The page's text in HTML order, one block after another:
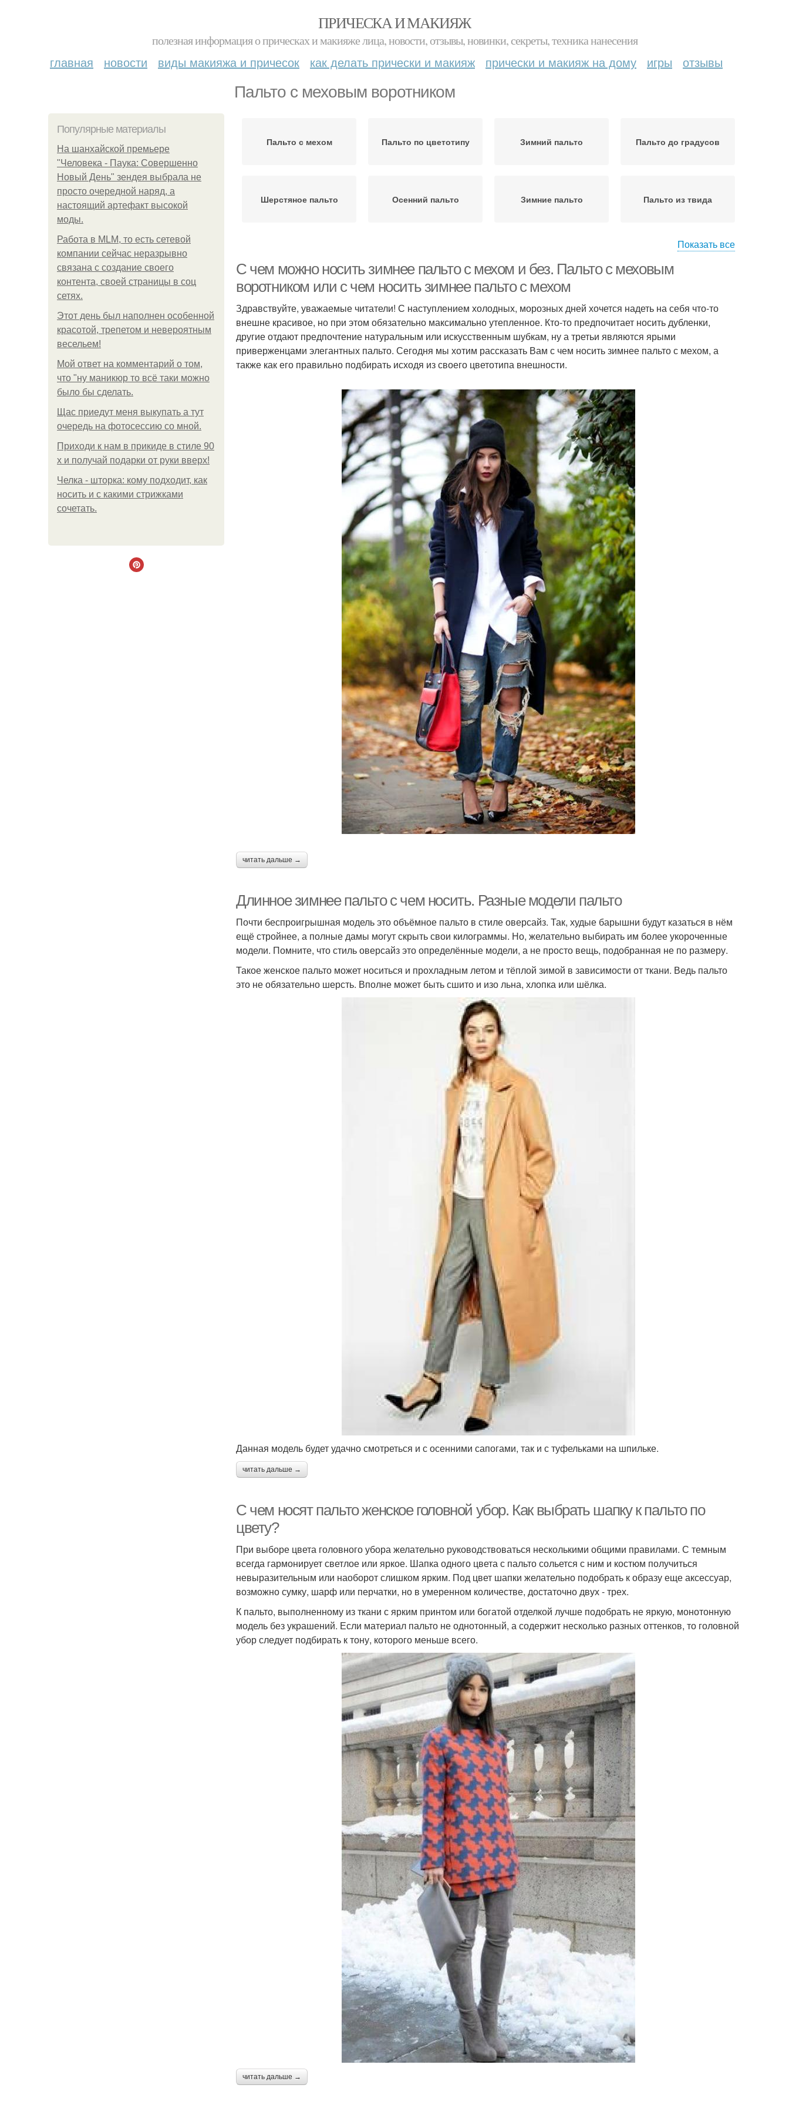
ПРИЧЕСКА И МАКИЯЖ
полезная информация о прическах и макияже лица, новости, отзывы, новинки, секреты, техника нанесения
главная новости виды макияжа и причесок как делать прически и макияж прически и макияж на дому игры отзывы
Пальто с меховым воротником
Популярные материалы
На шанхайской премьере
"Человека - Паука: Совершенно
Новый День" зендея выбрала не
просто очередной наряд, а
настоящий артефакт высокой
моды.
Работа в MLM, то есть сетевой
компании сейчас неразрывно
связана с создание своего
контента, своей страницы в соц
сетях.
Этот день был наполнен особенной
красотой, трепетом и невероятным
весельем!
Мой ответ на комментарий о том,
что "ну маникюр то всё таки можно
было бы сделать.
Щас приедут меня выкупать а тут
очередь на фотосессию со мной.
Приходи к нам в прикиде в стиле 90
х и получай подарки от руки вверх!
Челка - шторка: кому подходит, как
носить и с какими стрижками
сочетать.
Пальто с мехом Пальто по цветотипу Зимний пальто Пальто до градусов
Шерстяное пальто Осенний пальто Зимние пальто Пальто из твида
Убор под зимнее пальто Убор с пальто Убор к пальто Убор к зимнему пальто
Шапка к серому пальто Шапка под пальто Пальто в зависимости
Пальто с капюшоном
Показать все
C чем можно носить зимнее пальто с мехом и без. Пальто с меховым
воротником или с чем носить зимнее пальто с мехом
Здравствуйте, уважаемые читатели! С наступлением холодных, морозных дней хочется надеть на себя что-то
внешне красивое, но при этом обязательно максимально утепленное. Кто-то предпочитает носить дубленки,
другие отдают предпочтение натуральным или искусственным шубкам, ну а третьи являются ярыми
приверженцами элегантных пальто. Сегодня мы хотим рассказать Вам с чем носить зимнее пальто с мехом, а
также как его правильно подбирать исходя из своего цветотипа внешности.
читать дальше →
Длинное зимнее пальто с чем носить. Разные модели пальто
Почти беспроигрышная модель это объёмное пальто в стиле оверсайз. Так, худые барышни будут казаться в нём
ещё стройнее, а полные дамы могут скрыть свои килограммы. Но, желательно выбирать им более укороченные
модели. Помните, что стиль оверсайз это определённые модели, а не просто вещь, подобранная не по размеру.
Такое женское пальто может носиться и прохладным летом и тёплой зимой в зависимости от ткани. Ведь пальто
это не обязательно шерсть. Вполне может быть сшито и изо льна, хлопка или шёлка.
Данная модель будет удачно смотреться и с осенними сапогами, так и с туфельками на шпильке.
читать дальше →
С чем носят пальто женское головной убор. Как выбрать шапку к пальто по
цвету?
При выборе цвета головного убора желательно руководствоваться несколькими общими правилами. С темным
всегда гармонирует светлое или яркое. Шапка одного цвета с пальто сольется с ним и костюм получиться
невыразительным или наоборот слишком ярким. Под цвет шапки желательно подобрать к образу еще аксессуар,
возможно сумку, шарф или перчатки, но в умеренном количестве, достаточно двух - трех.
К пальто, выполненному из ткани с ярким принтом или богатой отделкой лучше подобрать не яркую, монотонную
модель без украшений. Если материал пальто не однотонный, а содержит несколько разных оттенков, то головной
убор следует подбирать к тону, которого меньше всего.
читать дальше →